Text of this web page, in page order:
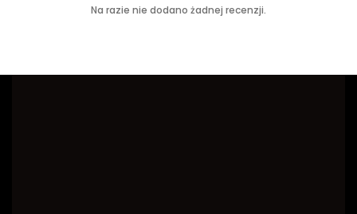
Na razie nie dodano żadnej recenzji.